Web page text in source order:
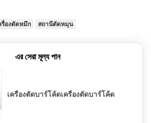
รื่องตัดหมึก สถานีตัดหมุน
এর সেরা মূল্য পান
เครื่องตัดบาร์โค้ดเครื่องตัดบาร์โค้ด